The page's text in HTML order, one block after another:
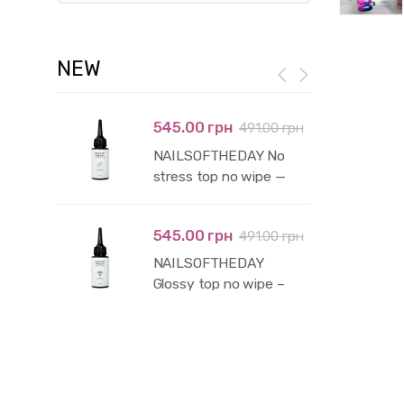
NEW
545.00 грн 491.00 грн
NAILSOFTHEDAY No
stress top no wipe —
фільтрів, 50 мл
545.00 грн 491.00 грн
NAILSOFTHEDAY
Glossy top no wipe –